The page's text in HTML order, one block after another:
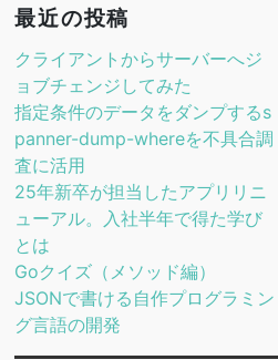
最近の投稿
クライアントからサーバーへジ
ョブチェンジしてみた
指定条件のデータをダンプするs
panner-dump-whereを不具合調
査に活用
25年新卒が担当したアプリリニ
ューアル。入社半年で得た学び
とは
Goクイズ（メソッド編）
JSONで書ける自作プログラミン
グ言語の開発